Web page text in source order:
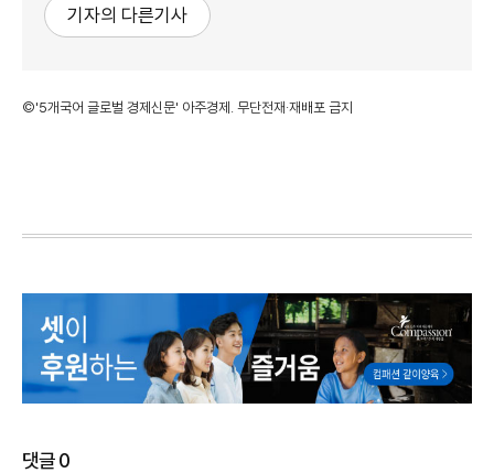
기자의 다른기사
©'5개국어 글로벌 경제신문' 아주경제. 무단전재·재배포 금지
댓글0